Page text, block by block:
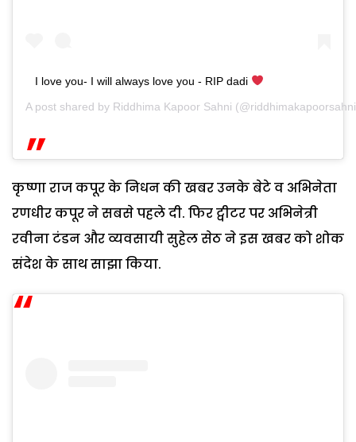
I love you- I will always love you - RIP dadi
A post shared by Riddhima Kapoor Sahni
कृष्णा राज कपूर के निधन की खबर उनके बेटे व अभिनेता
रणधीर कपूर ने सबसे पहले दी. फिर ट्वीटर पर अभिनेत्री
रवीना टंडन और व्यवसायी सुहेल सेठ ने इस खबर को शोक
संदेश के साथ साझा किया.